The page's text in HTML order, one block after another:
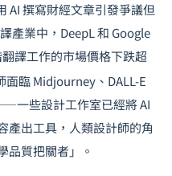
AI 撰寫財經文章引發爭議但
產業中，DeepL 和 Google
譯工作的市場價格下跌超
面臨 Midjourney、DALL-E
一些設計工作室已經將 AI
產出工具，人類設計師的角
品質把關者」。